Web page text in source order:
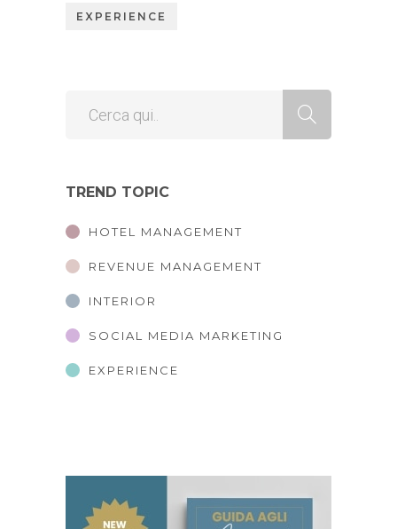
EXPERIENCE
TREND TOPIC
HOTEL MANAGEMENT
REVENUE MANAGEMENT
INTERIOR
SOCIAL MEDIA MARKETING
EXPERIENCE